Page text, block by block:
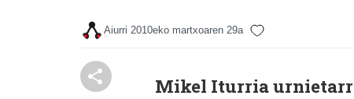
Aiurri 2010eko martxoaren 29a
Mikel Iturria